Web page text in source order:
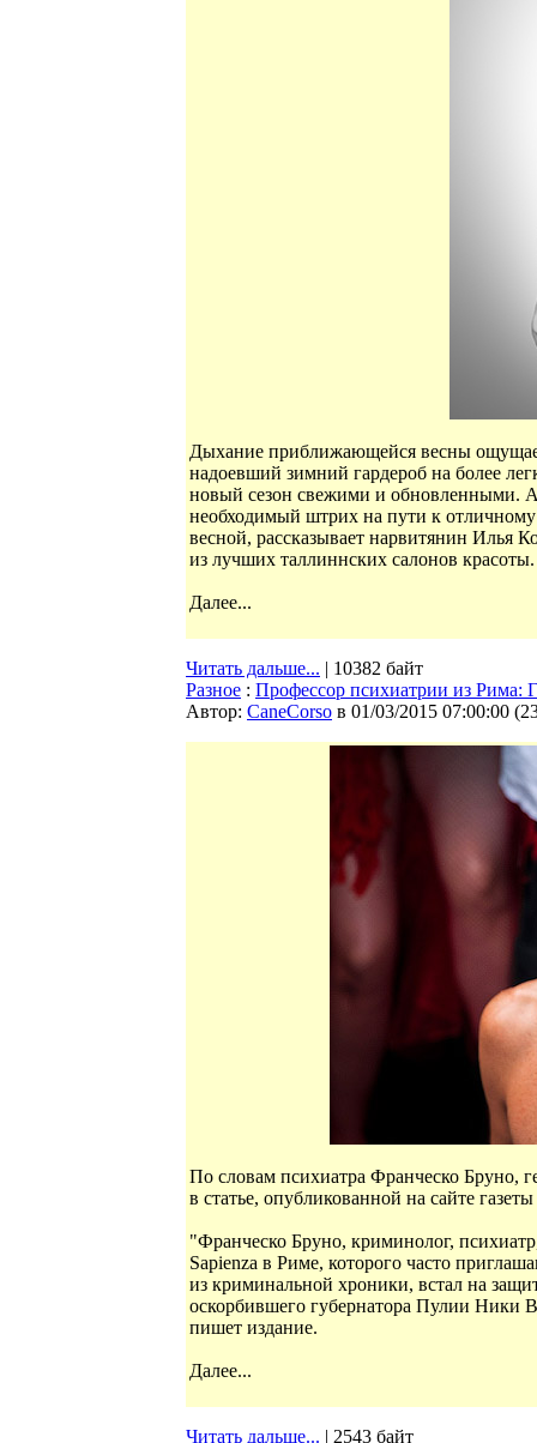
Дыхание приближающейся весны
надоевший зимний гардероб на более
новый сезон свежими и обновленными.
необходимый штрих на пути к
весной, рассказывает нарвитянин Илья
из лучших таллиннских салонов красоты.
Далее...
Читать дальше... | 10382 байт
Разное : Профессор психиатрии из Рима:
Автор: CaneCorso в 01/03/2015 07:00:00 (
По словам психиатра Франческо Бруно,
в статье, опубликованной на сайте
"Франческо Бруно, криминолог,
Sapienza в Риме, которого часто
из криминальной хроники, встал на
оскорбившего губернатора Пулии Ники
пишет издание.
Далее...
Читать дальше... | 2543 байт